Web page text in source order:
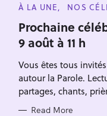
C
T
E
G
O
I
S
À LA UNE NOS
Prochaine
9 août à 11 h
Vous êtes tous
autour la Parole.
partages, chants,
Read More
a
r
h
f
o